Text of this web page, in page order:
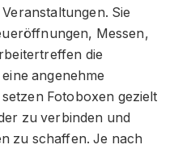
Sie
Messen,
die
angenehme
Fotoboxen gezielt
zu verbinden und
zu schaffen. Je nach